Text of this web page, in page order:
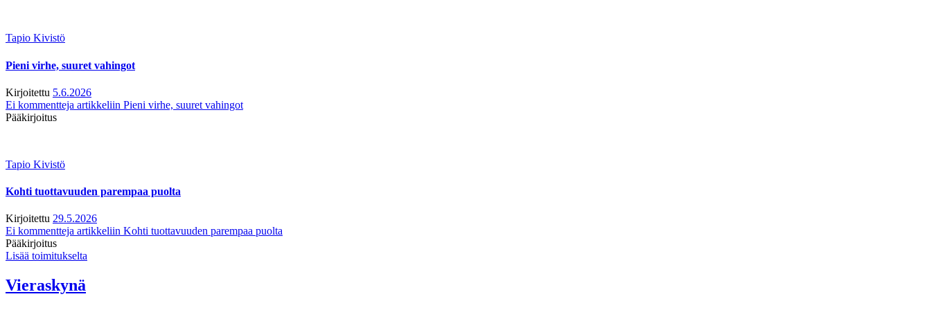
Tapio Kivistö
Pieni virhe, suuret vahingot
Kirjoitettu 5.6.2026
Ei kommentteja artikkeliin Pieni virhe, suuret vahingot
Pääkirjoitus
Tapio Kivistö
Kohti tuottavuuden parempaa puolta
Kirjoitettu 29.5.2026
Ei kommentteja artikkeliin Kohti tuottavuuden parempaa puolta
Pääkirjoitus
Lisää toimitukselta
Vieraskynä